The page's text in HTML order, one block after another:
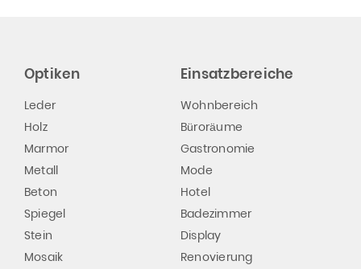
Optiken
Leder
Holz
Marmor
Metall
Beton
Spiegel
Stein
Mosaik
Einsatzbereiche
Wohnbereich
Büroräume
Gastronomie
Mode
Hotel
Badezimmer
Display
Renovierung